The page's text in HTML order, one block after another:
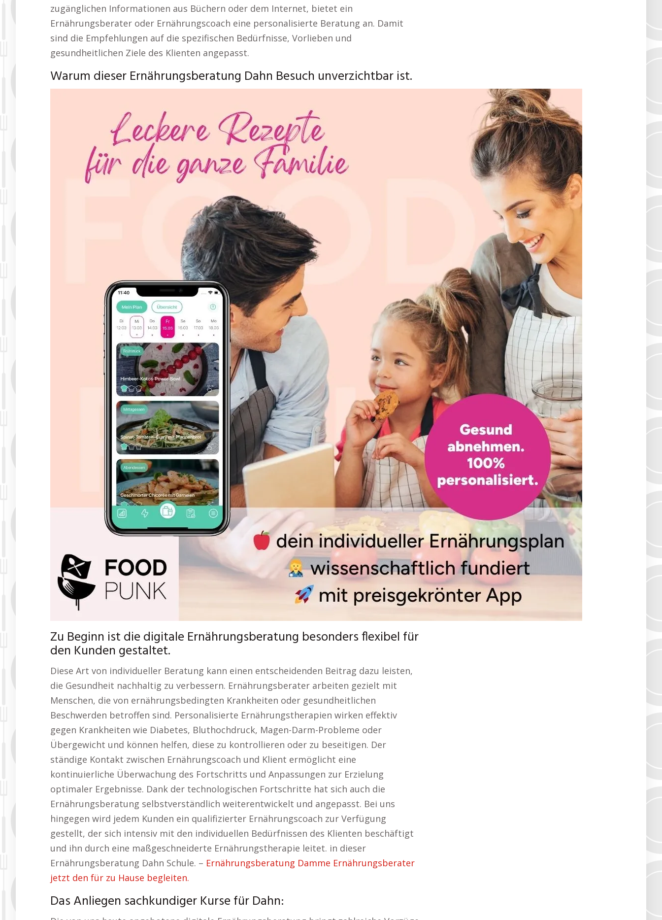
zugänglichen Informationen aus Büchern oder dem Internet, bietet ein
Ernährungsberater oder Ernährungscoach eine personalisierte Beratung an. Damit
sind die Empfehlungen auf die spezifischen Bedürfnisse, Vorlieben und
gesundheitlichen Ziele des Klienten angepasst.
Warum dieser Ernährungsberatung Dahn Besuch unverzichtbar ist.
Zu Beginn ist die digitale Ernährungsberatung besonders flexibel für
den Kunden gestaltet.
Diese Art von individueller Beratung kann einen entscheidenden Beitrag dazu leisten,
die Gesundheit nachhaltig zu verbessern. Ernährungsberater arbeiten gezielt mit
Menschen, die von ernährungsbedingten Krankheiten oder gesundheitlichen
Beschwerden betroffen sind. Personalisierte Ernährungstherapien wirken effektiv
gegen Krankheiten wie Diabetes, Bluthochdruck, Magen-Darm-Probleme oder
Übergewicht und können helfen, diese zu kontrollieren oder zu beseitigen. Der
ständige Kontakt zwischen Ernährungscoach und Klient ermöglicht eine
kontinuierliche Überwachung des Fortschritts und Anpassungen zur Erzielung
optimaler Ergebnisse. Dank der technologischen Fortschritte hat sich auch die
Ernährungsberatung selbstverständlich weiterentwickelt und angepasst. Bei uns
hingegen wird jedem Kunden ein qualifizierter Ernährungscoach zur Verfügung
gestellt, der sich intensiv mit den individuellen Bedürfnissen des Klienten beschäftigt
und ihn durch eine maßgeschneiderte Ernährungstherapie leitet. in dieser
Ernährungsberatung Dahn Schule. – Ernährungsberatung Damme Ernährungsberater
jetzt den für zu Hause begleiten.
Das Anliegen sachkundiger Kurse für Dahn: